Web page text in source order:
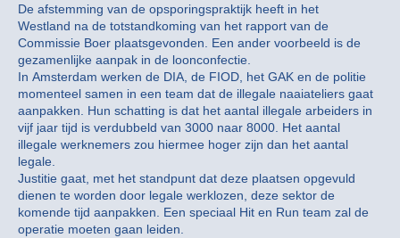
De afstemming van de opsporingspraktijk heeft in het
Westland na de totstandkoming van het rapport van de
Commissie Boer plaatsgevonden. Een ander voorbeeld is de
gezamenlijke aanpak in de loonconfectie.
In Amsterdam werken de DIA, de FIOD, het GAK en de politie
momenteel samen in een team dat de illegale naaiateliers gaat
aanpakken. Hun schatting is dat het aantal illegale arbeiders in
vijf jaar tijd is verdubbeld van 3000 naar 8000. Het aantal
illegale werknemers zou hiermee hoger zijn dan het aantal
legale.
Justitie gaat, met het standpunt dat deze plaatsen opgevuld
dienen te worden door legale werklozen, deze sektor de
komende tijd aanpakken. Een speciaal Hit en Run team zal de
operatie moeten gaan leiden.